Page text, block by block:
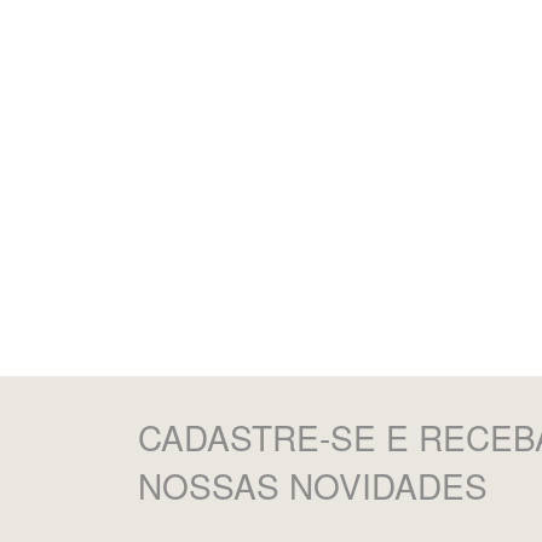
CADASTRE-SE E
NOSSAS NOVIDADES